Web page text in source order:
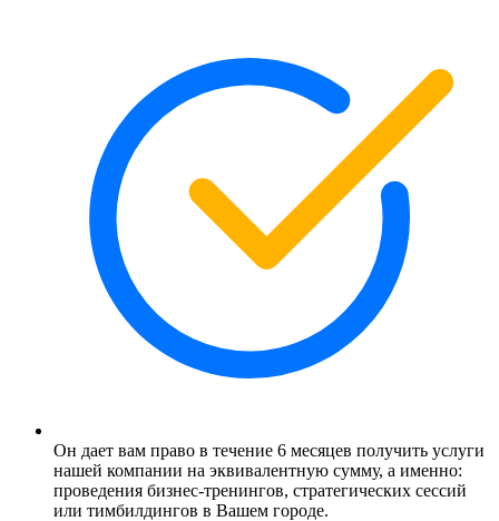
Он дает вам право в течение 6 месяцев получить услуги
нашей компании на эквивалентную сумму, а именно:
проведения бизнес-тренингов, стратегических сессий
или тимбилдингов в Вашем городе.